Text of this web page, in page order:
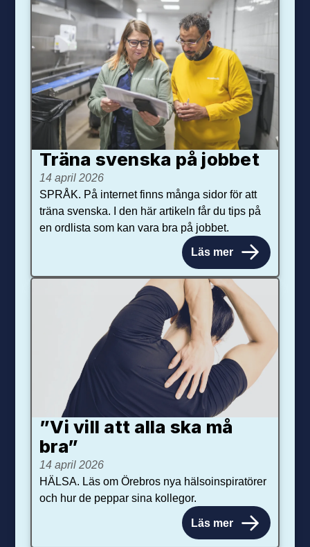
Träna svenska på jobbet
14 april 2026
SPRÅK. På internet finns många sidor för att
träna svenska. I den här artikeln får du tips på
en ordlista som kan vara bra på jobbet.
Läs mer
”Vi vill att alla ska må
bra”
14 april 2026
HÄLSA. Läs om Örebros nya hälsoinspiratörer
och hur de peppar sina kollegor.
Läs mer